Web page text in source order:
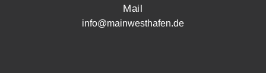
Mail
info@mainwesthafen.de